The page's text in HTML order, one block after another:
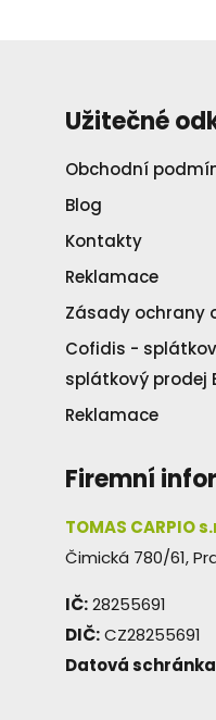
Užitečné
Obchodní
Blog
Kontakty
Reklamace
Zásady ochrany
Cofidis -
splátkový prodej
Reklamace
Firemní
TOMAS CARPIO
Čimická 780/61,
IČ:28255691
DIČ:CZ28255691
Datová